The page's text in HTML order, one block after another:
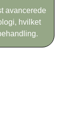
avancerede
hvilket